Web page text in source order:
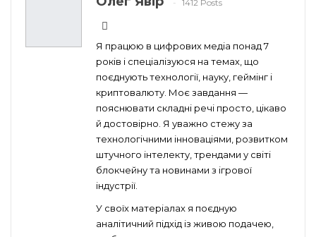
1412 Posts
Я працюю в цифрових медіа понад 7
років і спеціалізуюся на темах, що
поєднують технології, науку, геймінг і
криптовалюту. Моє завдання —
пояснювати складні речі просто, цікаво
й достовірно. Я уважно стежу за
технологічними інноваціями, розвитком
штучного інтелекту, трендами у світі
блокчейну та новинами з ігрової
індустрії.
У своїх матеріалах я поєдную
аналітичний підхід із живою подачею,